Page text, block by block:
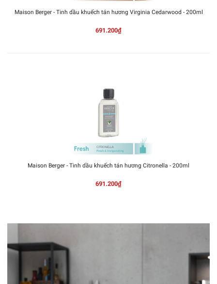
Maison Berger - Tinh dầu khuếch tán hương Virginia Cedarwood - 200ml
691.200₫
Maison Berger - Tinh dầu khuếch tán hương Citronella - 200ml
691.200₫